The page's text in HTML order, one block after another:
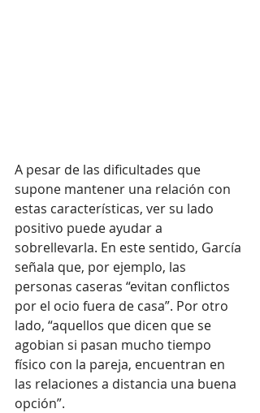
A pesar de las dificultades que
supone mantener una relación con
estas características, ver su lado
positivo puede ayudar a
sobrellevarla. En este sentido, García
señala que, por ejemplo, las
personas caseras “evitan conflictos
por el ocio fuera de casa”. Por otro
lado, “aquellos que dicen que se
agobian si pasan mucho tiempo
físico con la pareja, encuentran en
las relaciones a distancia una buena
opción”.